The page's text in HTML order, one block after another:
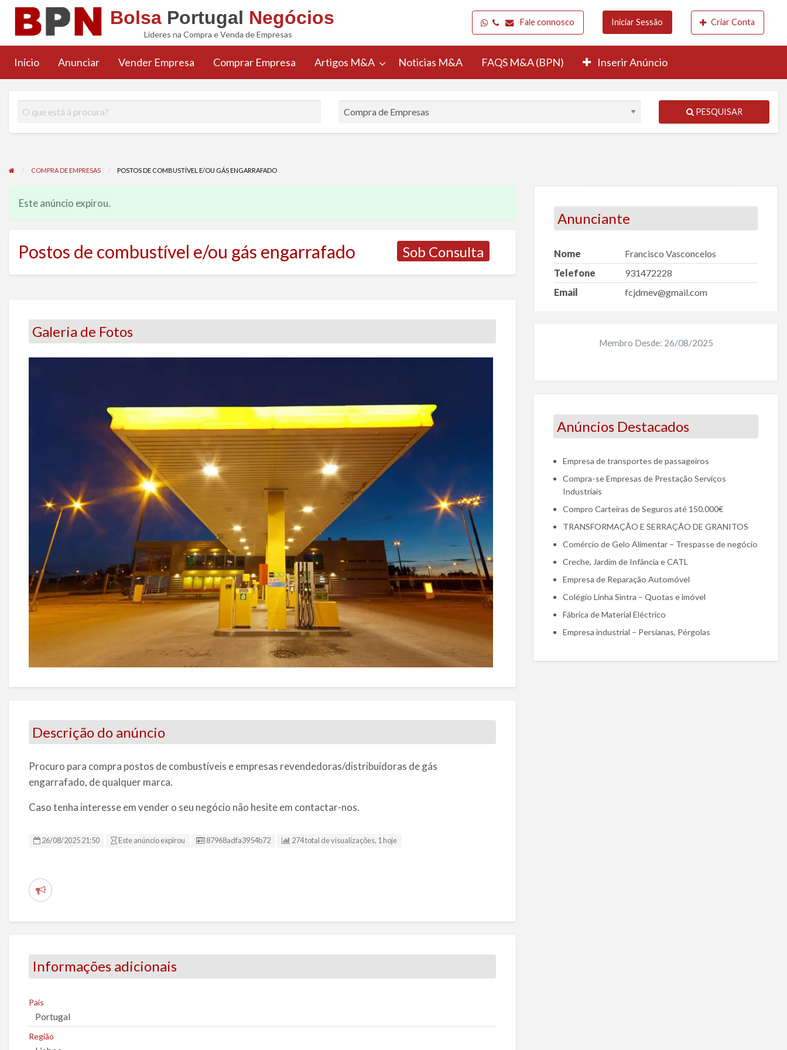
Comprar
Artigos
Noticias
FAQS
M&A
(BPN)
Inserir
Anúncio
Selecionar
Bolsa Portugal Negócios
Líderes na Compra e Venda de Empresas
Fale connosco Iniciar Sessão Criar Conta
Início Anunciar Vender Empresa Comprar Empresa Artigos M&A Noticias M&A FAQS M&A (BPN) Inserir Anúncio
PESQUISAR
COMPRA DE EMPRESAS POSTOS DE COMBUSTÍVEL E/OU GÁS ENGARRAFADO
Este anúncio expirou.
Sob Consulta
Postos de combustível e/ou gás engarrafado
Galeria de Fotos
Descrição do anúncio
Procuro para compra postos de combustíveis e empresas revendedoras/distribuidoras de gás
engarrafado, de qualquer marca.
Caso tenha interesse em vender o seu negócio não hesite em contactar-nos.
26/08/2025 21:50 Este anúncio expirou ID da Listagem
87968adfa3954b72 274 total de visualizações, 1 hoje
R
p
r
t
r
u
m
p
Informações adicionais
País
Portugal
Região
Anunciante
Nome
Francisco Vasconcelos
Telefone
931472228
Email
fcjdmev@gmail.com
Membro Desde: 26/08/2025
Anúncios Destacados
Empresa de transportes de passageiros
Compra-se Empresas de Prestação Serviços
Industriais
Compro Carteiras de Seguros até 150.000€
TRANSFORMAÇÃO E SERRAÇÃO DE GRANITOS
Comércio de Gelo Alimentar – Trespasse de negócio
Creche, Jardim de Infância e CATL
Empresa de Reparação Automóvel
Colégio Linha Sintra – Quotas e imóvel
Fábrica de Material Eléctrico
Empresa industrial – Persianas, Pérgolas